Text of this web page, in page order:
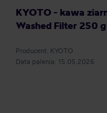
KYOTO - kawa
Washed Filter 250 g
Producent: KYOTO
Data palenia: 15.05.2026